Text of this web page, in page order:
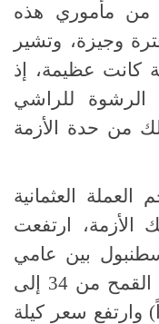
من مأموري هذه
وجيزة، وتشير
كانت عظيمة، إذ
للراشي
من حدة الأزمة
العثمانية
الأزمة، ارتفعت
بين عامي
1900-1908م ارتفع سعر أوقية القمح من 34 إلى
وارتفع سعر كيلة